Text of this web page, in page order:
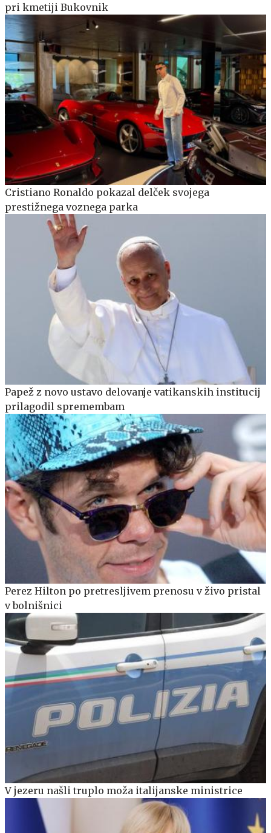
pri kmetiji Bukovnik
Cristiano Ronaldo pokazal delček svojega
prestižnega voznega parka
Papež z novo ustavo delovanje vatikanskih institucij
prilagodil spremembam
Perez Hilton po pretresljivem prenosu v živo pristal
v bolnišnici
V jezeru našli truplo moža italijanske ministrice